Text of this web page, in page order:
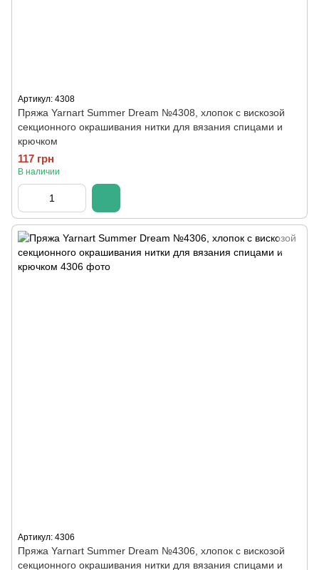
Артикул: 4308
Пряжа Yarnart Summer Dream №4308, хлопок с вискозой
секционного окрашивания нитки для вязания спицами и
крючком
117 грн
В наличии
Артикул: 4306
Пряжа Yarnart Summer Dream №4306, хлопок с вискозой
секционного окрашивания нитки для вязания спицами и